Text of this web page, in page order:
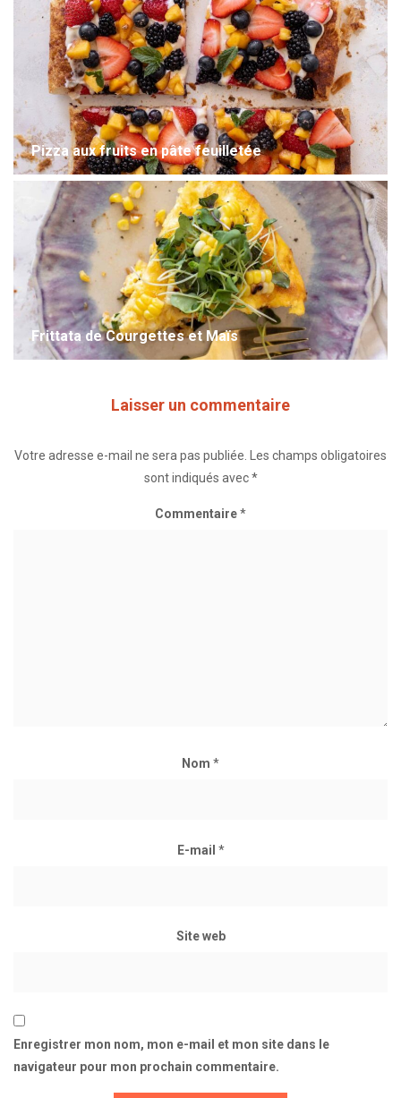
Pizza aux fruits en pâte feuilletée
Frittata de Courgettes et Maïs
Laisser un commentaire
Votre adresse e-mail ne sera pas publiée.
Les champs obligatoires
sont indiqués avec*
Commentaire*
Nom *
E-mail *
Site web
Enregistrer mon nom, mon e-mail et mon site dans le
navigateur pour mon prochain commentaire.